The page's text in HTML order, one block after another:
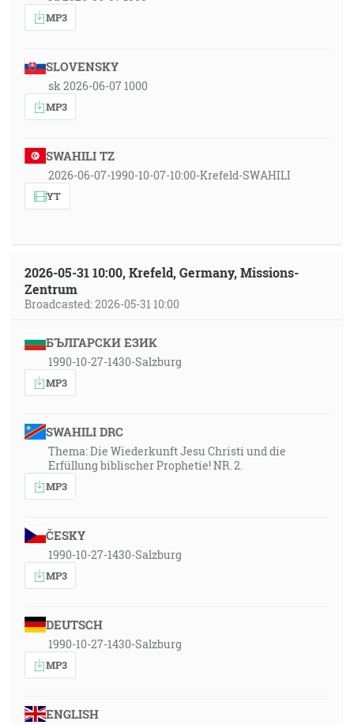
MP3
SLOVENSKY
sk 2026-06-07 1000
MP3
SWAHILI TZ
2026-06-07-1990-10-07-10:00-Krefeld-SWAHILI
YT
2026-05-31 10:00, Krefeld, Germany, Missions-
Zentrum
Broadcasted: 2026-05-31 10:00
БЪЛГАРСКИ ЕЗИК
1990-10-27-1430-Salzburg
MP3
SWAHILI DRC
Thema: Die Wiederkunft Jesu Christi und die
Erfüllung biblischer Prophetie! NR. 2.
MP3
ČESKY
1990-10-27-1430-Salzburg
MP3
DEUTSCH
1990-10-27-1430-Salzburg
MP3
ENGLISH